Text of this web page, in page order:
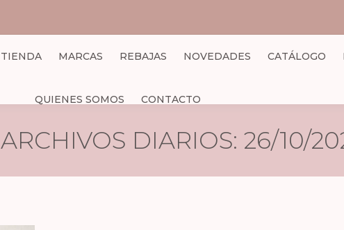
TIENDA MARCAS REBAJAS NOVEDADES CATÁLOGO
QUIENES SOMOS CONTACTO
ARCHIVOS DIARIOS: 26/10/